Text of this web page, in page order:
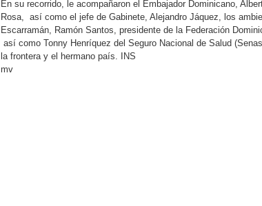
En su recorrido, le acompañaron el Embajador Dominicano,
Rosa, así como el jefe de Gabinete, Alejandro Jáquez, los
Escarramán, Ramón Santos, presidente de la Federación
así como Tonny Henríquez del Seguro Nacional de Salud
la frontera y el hermano país. INS
mv